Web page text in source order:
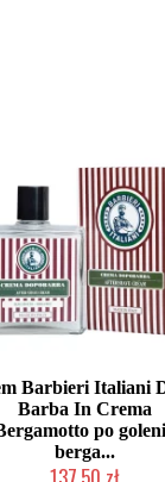
Barbieri Italiani
Barba In Crema
po
berga...